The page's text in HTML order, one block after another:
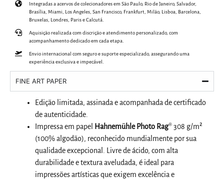
Integradas a acervos de colecionadores em São Paulo, Rio de Janeiro, Salvador,
Brasília, Miami, Los Angeles, San Francisco, Frankfurt, Milão, Lisboa, Barcelona,
Bruxelas, Londres, Paris e Calcutá.
Aquisição realizada com discrição e atendimento personalizado, com
acompanhamento dedicado em cada etapa.
Envio internacional com seguro e suporte especializado, assegurando uma
experiência exclusiva e impecável.
FINE ART PAPER
Edição limitada, assinada e acompanhada de certificado
de autenticidade.
Impressa em papel
Hahnemühle Photo Rag® 308 g/m²
(100% algodão), reconhecido mundialmente por sua
qualidade excepcional. Livre de ácido, com alta
durabilidade e textura aveludada, é ideal para
impressões artísticas que exigem excelência e